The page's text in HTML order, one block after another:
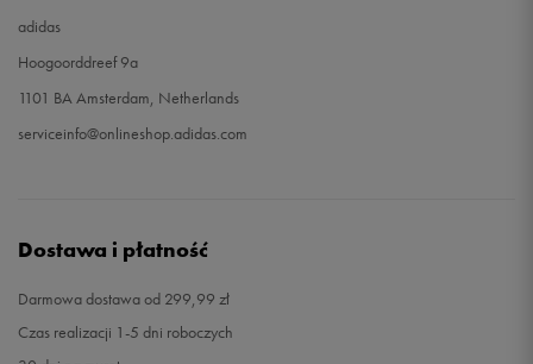
adidas
Hoogoorddreef 9a
1101 BA Amsterdam, Netherlands
serviceinfo@onlineshop.adidas.com
Dostawa i płatność
Darmowa dostawa od 299,99 zł
Czas realizacji 1-5 dni roboczych